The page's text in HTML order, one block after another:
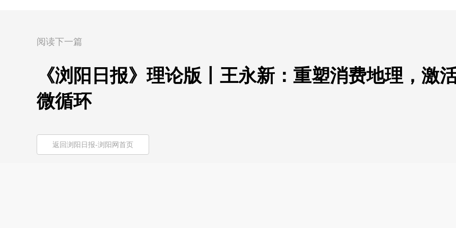
阅读下一篇
《浏阳日报》理论版丨王永新：重塑消费地理，激
微循环
返回浏阳日报-浏阳网首页